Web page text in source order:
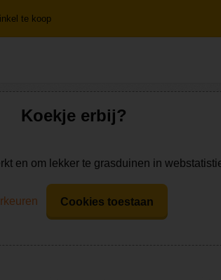
te koop
Koekje erbij?
en om lekker te grasduinen in
Cookies toestaan